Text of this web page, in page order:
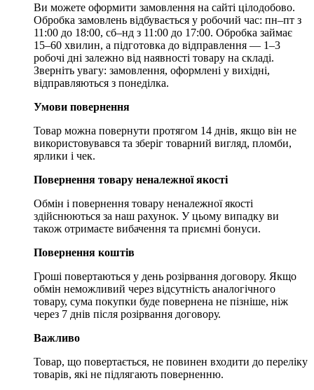
Ви можете оформити замовлення на сайті цілодобово.
Обробка замовлень відбувається у робочий час: пн–пт з
11:00 до 18:00, сб–нд з 11:00 до 17:00. Обробка займає
15–60 хвилин, а підготовка до відправлення — 1–3
робочі дні залежно від наявності товару на складі.
Зверніть увагу: замовлення, оформлені у вихідні,
відправляються з понеділка.
Умови повернення
Товар можна повернути протягом 14 днів, якщо він не
використовувався та зберіг товарний вигляд, пломби,
ярлики і чек.
Повернення товару неналежної якості
Обмін і повернення товару неналежної якості
здійснюються за наш рахунок. У цьому випадку ви
також отримаєте вибачення та приємні бонуси.
Повернення коштів
Гроші повертаються у день розірвання договору. Якщо
обмін неможливий через відсутність аналогічного
товару, сума покупки буде повернена не пізніше, ніж
через 7 днів після розірвання договору.
Важливо
Товар, що повертається, не повинен входити до переліку
товарів, які не підлягають поверненню.